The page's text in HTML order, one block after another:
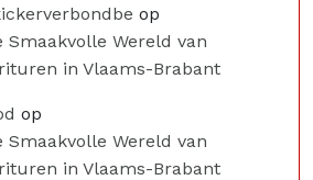
op
Smaakvolle Wereld van
in Vlaams-Brabant
op
Smaakvolle Wereld van
in Vlaams-Brabant